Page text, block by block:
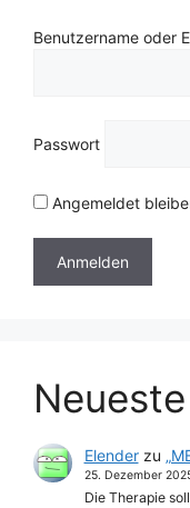
Benutzername oder
Passwort
Angemeldet
Elenderzu
25. Dezember
Die Therapie